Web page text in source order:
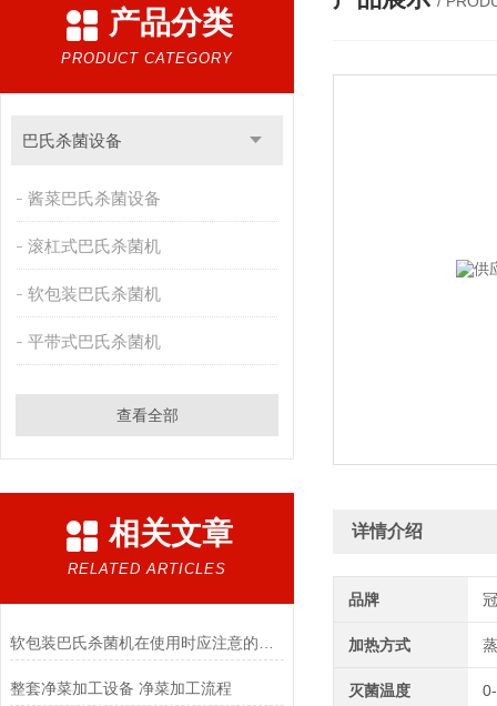
产品分类
PRODUCT CATEGORY
巴氏杀菌设备
酱菜巴氏杀菌设备
滚杠式巴氏杀菌机
软包装巴氏杀菌机
平带式巴氏杀菌机
查看全部
相关文章
RELATED ARTICLES
整套净菜加工设备 净菜加工流程
详情介绍
品牌
加热方式
灭菌温度